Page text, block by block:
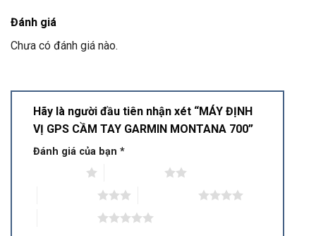
Đánh giá
Chưa có đánh giá nào.
Hãy là người đầu tiên nhận xét “MÁY ĐỊNH
VỊ GPS CẦM TAY GARMIN MONTANA 700”
Đánh giá của bạn *